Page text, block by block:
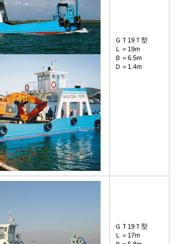
ＧＴ19Ｔ型
Ｌ＝19m
Ｂ＝6.5m
Ｄ＝1.4m
ＧＴ19Ｔ型
Ｌ＝17m